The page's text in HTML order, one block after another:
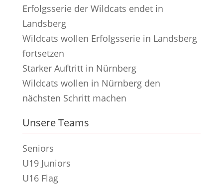
Erfolgsserie der Wildcats endet in
Landsberg
Wildcats wollen Erfolgsserie in Landsberg
fortsetzen
Starker Auftritt in Nürnberg
Wildcats wollen in Nürnberg den
nächsten Schritt machen
Unsere Teams
Seniors
U19 Juniors
U16 Flag